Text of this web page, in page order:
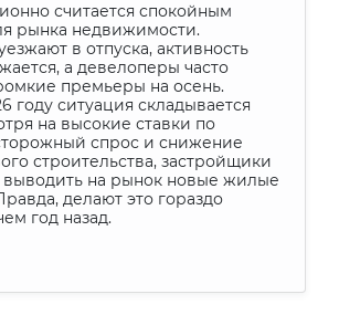
Назад и в будущее
Дизайн и интерьер Досуг
считается спокойным
рынка недвижимости.
в отпуска, активность
а девелоперы часто
премьеры на осень.
году ситуация складывается
на высокие ставки по
спрос и снижение
строительства, застройщики
на рынок новые жилые
делают это гораздо
год назад.